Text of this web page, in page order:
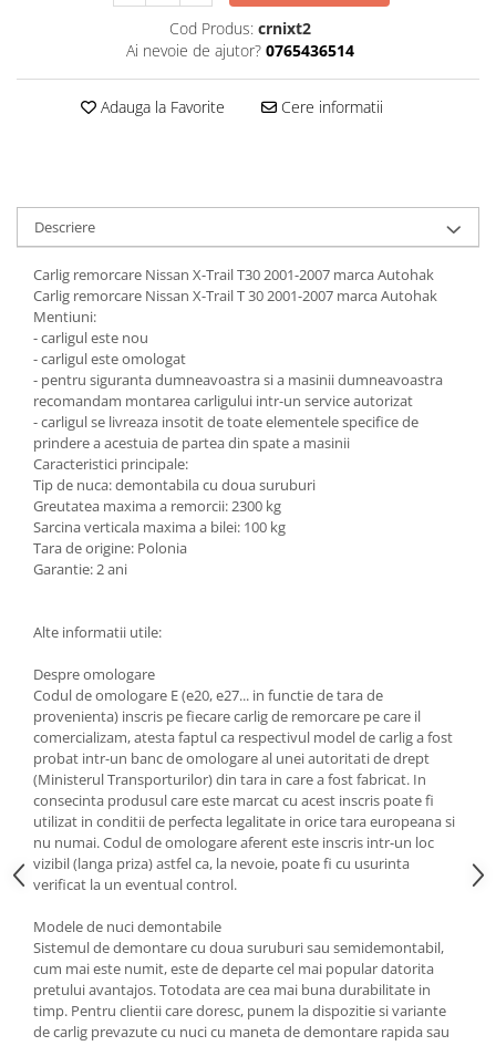
Carlige Lada
Carlige Lancia
Carlige Land Rover
Carlige Lexus
Carlige MAN
Carlige Mazda
Carlige Mercedes
Carlige MG
Carlige Mini
Carlige Mitsubishi
Carlige Nissan
Carlige Opel
Carlige Plymouth
Carlige Polestar
Carlige Porsche
Carlige Renault
Carlige Seat
Carlige Skoda
Carlige Subaru
Carlige Suzuki
Carlige Tesla
Carlige Toyota
Covorase auto Toyota
Covorase auto Volvo
Scut motor MAN
Scut motor Maxus
Scut motor Mazda
Scut motor Mercedes
Scut motor Mitsubishi
Scut motor Nissan
Scut motor Opel
Scut motor Peugeot
Scut motor Porsche
Scut motor Renault
Scut motor SAAB
Scut motor Seat
Scut motor Skoda
Scut motor Smart
Scut motor SsangYong
Scut motor Suzuki
Scut motor Toyota
Scut motor Volvo
Scut motor Volvo C40
Scut motor Volvo V90
Scut motor Volvo XC40
Scut motor Vw
Cod Produs: crnixt2
Ai nevoie de ajutor? 0765436514
Adauga la Favorite Cere informatii
Descriere
Carlig remorcare Nissan X-Trail T30 2001-2007 marca Autohak
Carlig remorcare Nissan X-Trail T 30 2001-2007 marca Autohak
Mentiuni:
- carligul este nou
- carligul este omologat
- pentru siguranta dumneavoastra si a masinii dumneavoastra
recomandam montarea carligului intr-un service autorizat
- carligul se livreaza insotit de toate elementele specifice de
prindere a acestuia de partea din spate a masinii
Caracteristici principale:
Tip de nuca: demontabila cu doua suruburi
Greutatea maxima a remorcii: 2300 kg
Sarcina verticala maxima a bilei: 100 kg
Tara de origine: Polonia
Garantie: 2 ani
Alte informatii utile:
Despre omologare
Codul de omologare E (e20, e27... in functie de tara de
provenienta) inscris pe fiecare carlig de remorcare pe care il
comercializam, atesta faptul ca respectivul model de carlig a fost
probat intr-un banc de omologare al unei autoritati de drept
(Ministerul Transporturilor) din tara in care a fost fabricat. In
consecinta produsul care este marcat cu acest inscris poate fi
utilizat in conditii de perfecta legalitate in orice tara europeana si
nu numai. Codul de omologare aferent este inscris intr-un loc
vizibil (langa priza) astfel ca, la nevoie, poate fi cu usurinta
verificat la un eventual control.
Modele de nuci demontabile
Sistemul de demontare cu doua suruburi sau semidemontabil,
cum mai este numit, este de departe cel mai popular datorita
pretului avantajos. Totodata are cea mai buna durabilitate in
timp. Pentru clientii care doresc, punem la dispozitie si variante
de carlig prevazute cu nuci cu maneta de demontare rapida sau